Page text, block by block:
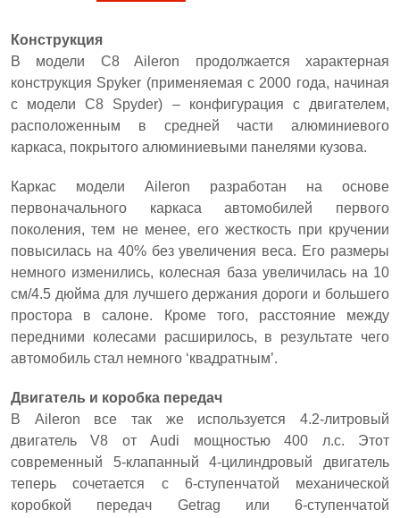
Конструкция
В модели C8 Aileron продолжается характерная
конструкция Spyker (применяемая с 2000 года, начиная
с модели C8 Spyder) – конфигурация с двигателем,
расположенным в средней части алюминиевого
каркаса, покрытого алюминиевыми панелями кузова.
Каркас модели Aileron разработан на основе
первоначального каркаса автомобилей первого
поколения, тем не менее, его жесткость при кручении
повысилась на 40% без увеличения веса. Его размеры
немного изменились, колесная база увеличилась на 10
см/4.5 дюйма для лучшего держания дороги и большего
простора в салоне. Кроме того, расстояние между
передними колесами расширилось, в результате чего
автомобиль стал немного ‘квадратным’.
Двигатель и коробка передач
В Aileron все так же используется 4.2-литровый
двигатель V8 от Audi мощностью 400 л.с. Этот
современный 5-клапанный 4-цилиндровый двигатель
теперь сочетается с 6-ступенчатой механической
коробкой передач Getrag или 6-ступенчатой